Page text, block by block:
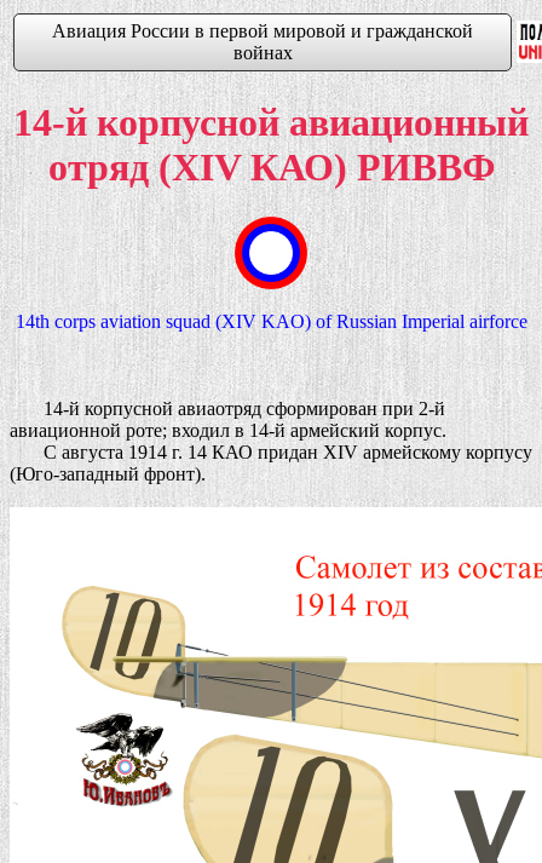
Авиация России в первой мировой и гражданской
войнах
14-й корпусной авиационный
отряд (XIV КАО) РИВВФ
14th corps aviation squad (XIV KAO) of Russian Imperial airforce
14-й корпусной авиаотряд сформирован при 2-й
авиационной роте; входил в 14-й армейский корпус.
С августа 1914 г. 14 КАО придан XIV армейскому корпусу
(Юго-западный фронт).